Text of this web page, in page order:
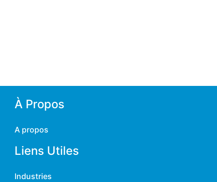
À Propos
A propos
Liens Utiles
Industries